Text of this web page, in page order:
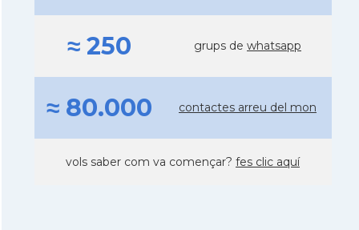
≈ 250 grups de whatsapp
≈ 80.000 contactes arreu del mon
vols saber com va començar? fes clic aquí